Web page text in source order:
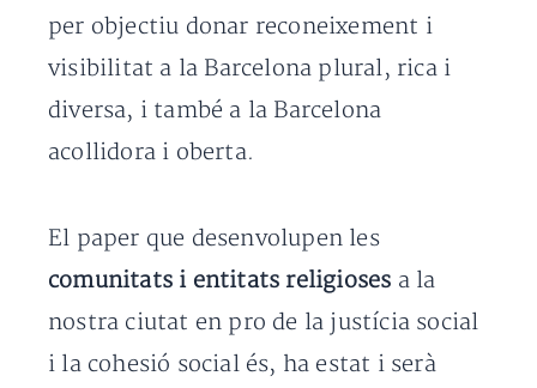
per objectiu donar reconeixement i
visibilitat a la Barcelona plural, rica i
diversa, i també a la Barcelona
acollidora i oberta.
El paper que desenvolupen les
comunitats i entitats religioses a la
nostra ciutat en pro de la justícia social
i la cohesió social és, ha estat i serà